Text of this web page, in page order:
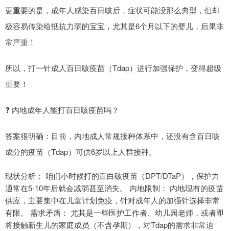
更重要的是，成年人感染百日咳后，症状可能没那么典型，但却
极容易传染给抵抗力弱的宝宝，尤其是6个月以下的婴儿，后果非
常严重！
所以，打一针成人百日咳疫苗（Tdap）进行加强保护，变得超级
重要！
❓ 内地成年人能打百日咳疫苗吗？
答案很明确：目前，内地成人常规接种体系中，还没有含百日咳
成分的疫苗（Tdap）可供6岁以上人群接种。
现状分析： 咱们小时候打的百白破疫苗（DPT/DTaP），保护力
通常在5-10年后就会减弱甚至消失。 内地限制： 内地现有的疫苗
供应，主要集中在儿童计划免疫，针对成年人的加强针选择非常
有限。 需求矛盾： 尤其是一些医护工作者、幼儿园老师，或者即
将接触新生儿的家庭成员（不含孕期），对Tdap的需求非常迫